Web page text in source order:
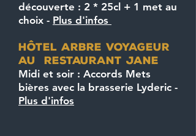
découverte : 2 * 25cl + 1 met au
choix - Plus d'infos
HÔTEL ARBRE VOYAGEUR
au RESTAURANT JANE
Midi et soir : Accords Mets
bières avec la brasserie Lyderic -
Plus d'infos